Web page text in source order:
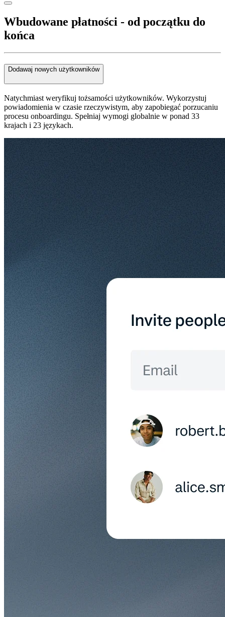
Wbudowane płatności - od początku do
końca
Dodawaj nowych użytkowników
Natychmiast weryfikuj tożsamości użytkowników. Wykorzystuj
powiadomienia w czasie rzeczywistym, aby zapobiegać porzucaniu
procesu onboardingu. Spełniaj wymogi globalnie w ponad 33
krajach i 23 językach.